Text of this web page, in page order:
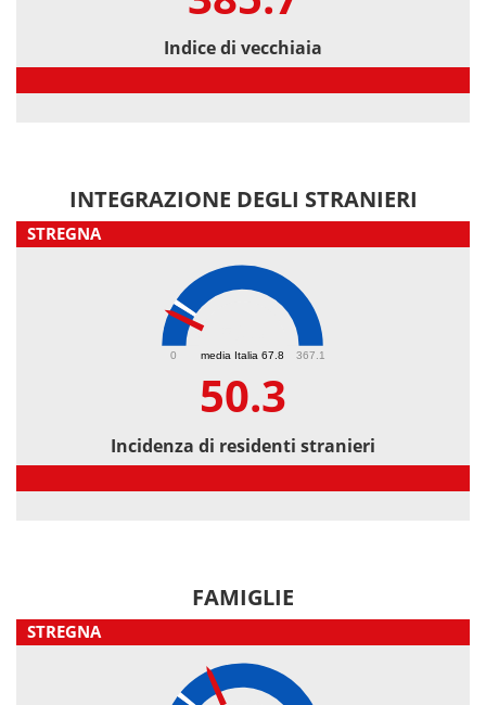
Indice di vecchiaia
INTEGRAZIONE DEGLI STRANIERI
STREGNA
media Italia 67.8
0 367.1
50.3
Incidenza di residenti stranieri
FAMIGLIE
STREGNA